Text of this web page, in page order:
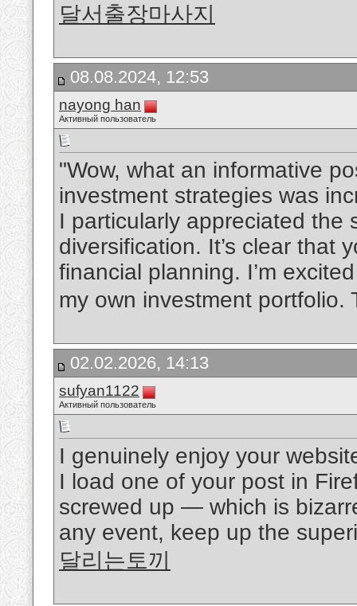
달서출장마사지
08.08.2024, 12:53
nayong han
Активный пользователь
"Wow, what an informative
investment strategies was
I particularly appreciated the
diversification. It’s clear that
financial planning. I’m
my own investment portfolio.
02.02.2026, 14:13
sufyan1122
Активный пользователь
I genuinely enjoy your
I load one of your post in
screwed up — which is
any event, keep up the
달리는토끼